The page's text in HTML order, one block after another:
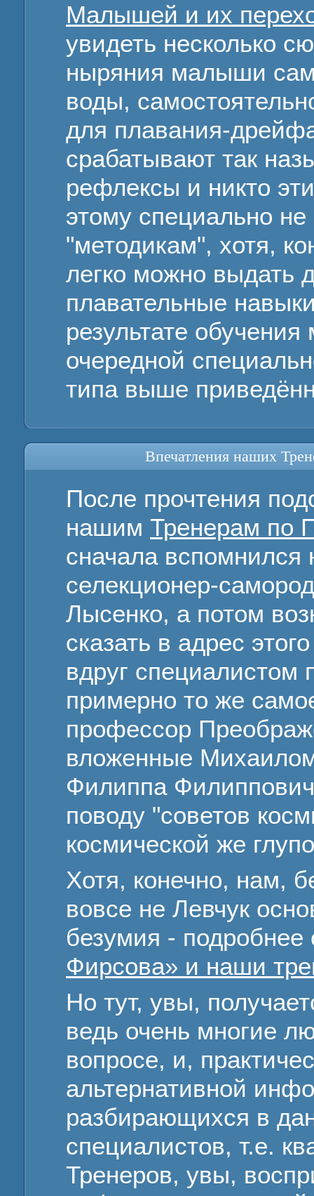
Малышей и их
увидеть несколько
ныряния малыши
воды,
для плавания-
срабатывают так
рефлексы и никто
этому специально
"методикам", хотя,
легко можно выдать
плавательные
результате
очередной
типа выше
Впечатления наших
После прочтения
нашим Тренерам по
сначала
селекционер-
Лысенко, а потом
сказать в адрес
вдруг специалистом
примерно то же
профессор
вложенные
Филиппа
поводу "советов
космической же
Хотя, конечно, нам,
вовсе не Левчук
безумия -
Фирсова» и наши
Но тут, увы,
ведь очень многие
вопросе, и,
альтернативной
разбирающихся в
специалистов, т.е.
Тренеров, увы,